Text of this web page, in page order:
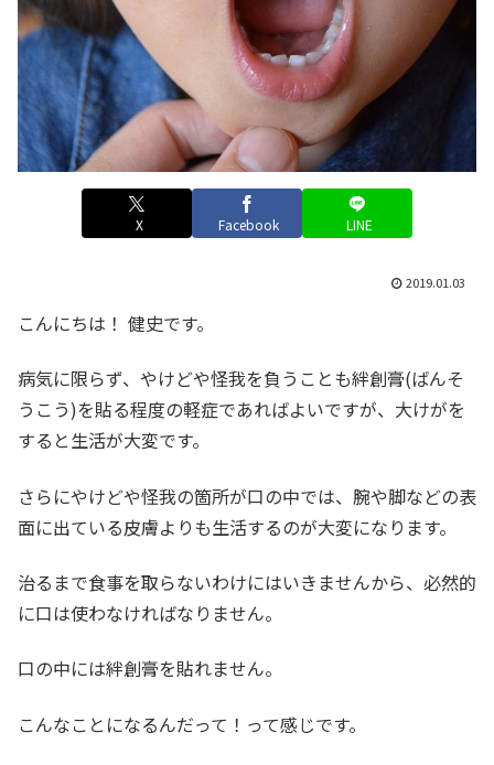
X Facebook LINE
2019.01.03
こんにちは！ 健史です。
病気に限らず、やけどや怪我を負うことも絆創膏(ばんそ
うこう)を貼る程度の軽症であればよいですが、大けがを
すると生活が大変です。
さらにやけどや怪我の箇所が口の中では、腕や脚などの表
面に出ている皮膚よりも生活するのが大変になります。
治るまで食事を取らないわけにはいきませんから、必然的
に口は使わなければなりません。
口の中には絆創膏を貼れません。
こんなことになるんだって！って感じです。